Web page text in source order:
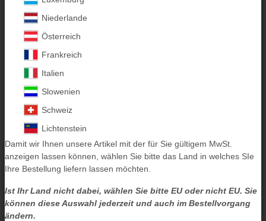
Niederlande
Österreich
Frankreich
Italien
Slowenien
Schweiz
Lichtenstein
Damit wir Ihnen unsere Artikel mit der für Sie gültigem MwSt.
anzeigen lassen können, wählen Sie bitte das Land in welches SIe
Ihre Bestellung liefern lassen möchten.
Ist Ihr Land nicht dabei, wählen Sie bitte EU oder nicht EU. Sie
können diese Auswahl jederzeit und auch im Bestellvorgang
ändern.